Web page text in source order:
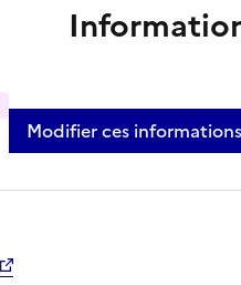
Modifier ces informations